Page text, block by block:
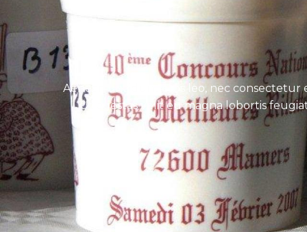
Aenean tincidunt eros leo, nec consectetur
Ut egestas velit eu magna lobortis